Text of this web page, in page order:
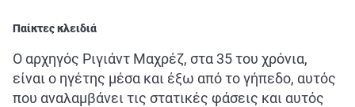
Παίκτες κλειδιά
Ο αρχηγός Ριγιάντ Μαχρέζ, στα 35 του χρόνια,
είναι ο ηγέτης μέσα και έξω από το γήπεδο, αυτός
που αναλαμβάνει τις στατικές φάσεις και αυτός